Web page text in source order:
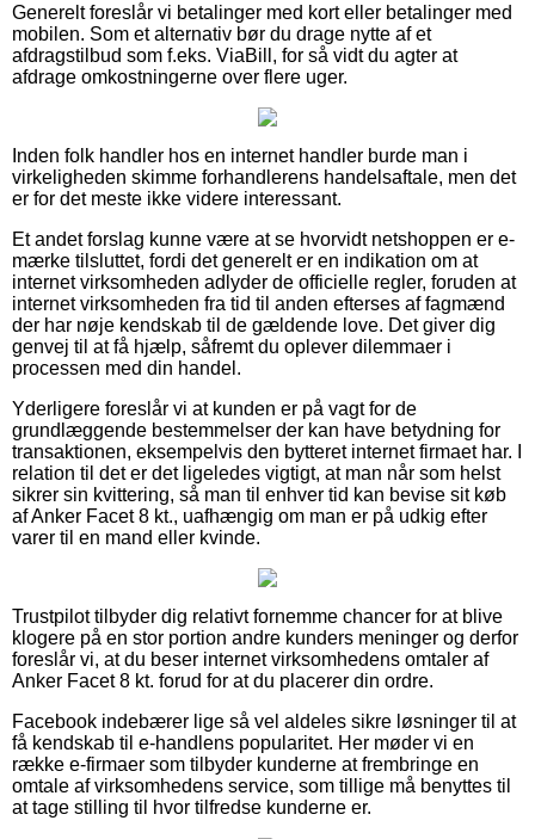
Generelt foreslår vi betalinger med kort eller betalinger med
mobilen. Som et alternativ bør du drage nytte af et
afdragstilbud som f.eks. ViaBill, for så vidt du agter at
afdrage omkostningerne over flere uger.
Inden folk handler hos en internet handler burde man i
virkeligheden skimme forhandlerens handelsaftale, men det
er for det meste ikke videre interessant.
Et andet forslag kunne være at se hvorvidt netshoppen er e-
mærke tilsluttet, fordi det generelt er en indikation om at
internet virksomheden adlyder de officielle regler, foruden at
internet virksomheden fra tid til anden efterses af fagmænd
der har nøje kendskab til de gældende love. Det giver dig
genvej til at få hjælp, såfremt du oplever dilemmaer i
processen med din handel.
Yderligere foreslår vi at kunden er på vagt for de
grundlæggende bestemmelser der kan have betydning for
transaktionen, eksempelvis den bytteret internet firmaet har. I
relation til det er det ligeledes vigtigt, at man når som helst
sikrer sin kvittering, så man til enhver tid kan bevise sit køb
af Anker Facet 8 kt., uafhængig om man er på udkig efter
varer til en mand eller kvinde.
Trustpilot tilbyder dig relativt fornemme chancer for at blive
klogere på en stor portion andre kunders meninger og derfor
foreslår vi, at du beser internet virksomhedens omtaler af
Anker Facet 8 kt. forud for at du placerer din ordre.
Facebook indebærer lige så vel aldeles sikre løsninger til at
få kendskab til e-handlens popularitet. Her møder vi en
række e-firmaer som tilbyder kunderne at frembringe en
omtale af virksomhedens service, som tillige må benyttes til
at tage stilling til hvor tilfredse kunderne er.